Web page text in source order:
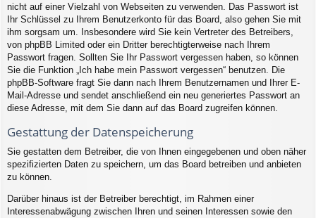
nicht auf einer Vielzahl von Webseiten zu verwenden. Das Passwort ist
Ihr Schlüssel zu Ihrem Benutzerkonto für das Board, also gehen Sie mit
ihm sorgsam um. Insbesondere wird Sie kein Vertreter des Betreibers,
von phpBB Limited oder ein Dritter berechtigterweise nach Ihrem
Passwort fragen. Sollten Sie Ihr Passwort vergessen haben, so können
Sie die Funktion „Ich habe mein Passwort vergessen“ benutzen. Die
phpBB-Software fragt Sie dann nach Ihrem Benutzernamen und Ihrer E-
Mail-Adresse und sendet anschließend ein neu generiertes Passwort an
diese Adresse, mit dem Sie dann auf das Board zugreifen können.
Gestattung der Datenspeicherung
Sie gestatten dem Betreiber, die von Ihnen eingegebenen und oben näher
spezifizierten Daten zu speichern, um das Board betreiben und anbieten
zu können.
Darüber hinaus ist der Betreiber berechtigt, im Rahmen einer
Interessenabwägung zwischen Ihren und seinen Interessen sowie den